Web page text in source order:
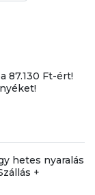
87.130 Ft-ért!
hetes nyaralás
+